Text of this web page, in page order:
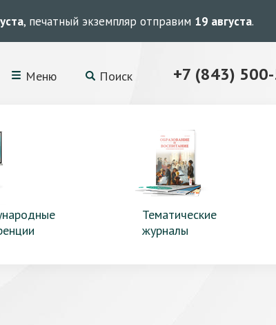
, печатный экземпляр отправим 19 августа.
Меню Поиск +7 (843)
Тематические
журналы